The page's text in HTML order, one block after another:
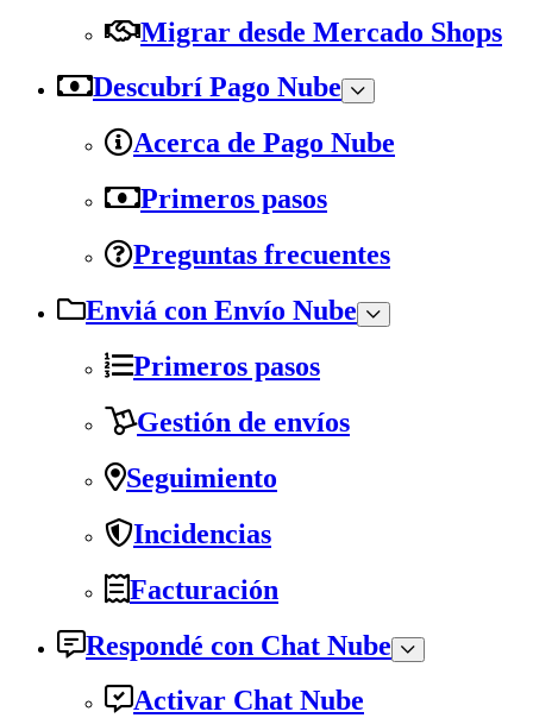
Migrar desde Mercado Shops
Descubrí Pago Nube
Acerca de Pago Nube
Primeros pasos
Preguntas frecuentes
Enviá con Envío Nube
Primeros pasos
Gestión de envíos
Seguimiento
Incidencias
Facturación
Respondé con Chat Nube
Activar Chat Nube